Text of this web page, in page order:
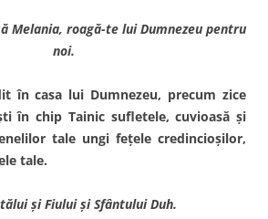
Melania, roagă-te lui Dumnezeu pentru
noi.
în casa lui Dumnezeu, precum zice
în chip Tai­nic sufletele, cuvioasă şi
tale ungi feţele credincioşilor,
tale.
şi Fiului şi Sfântului Duh.